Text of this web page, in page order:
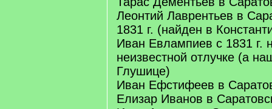
Леонтий Лаврентьев в
1831 г. (найден в
Иван Евлампиев с 1831 г.
неизвестной отлучке (а
Глушице)
Иван Ефстифеев в
Елизар Иванов в